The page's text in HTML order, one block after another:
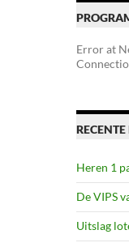
Error at
Heren 1
De VIPS
Uitslag